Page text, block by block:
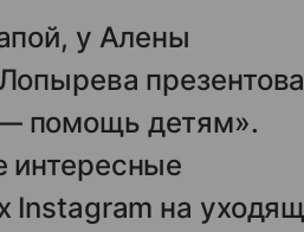
у Алены
помощь детям».
интересные
Instagram на